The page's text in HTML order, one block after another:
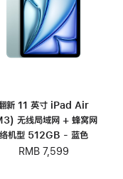
新 11 英寸 iPad Air
无线局域网 + 蜂窝网
络机型 512GB - 蓝色
RMB 7,599